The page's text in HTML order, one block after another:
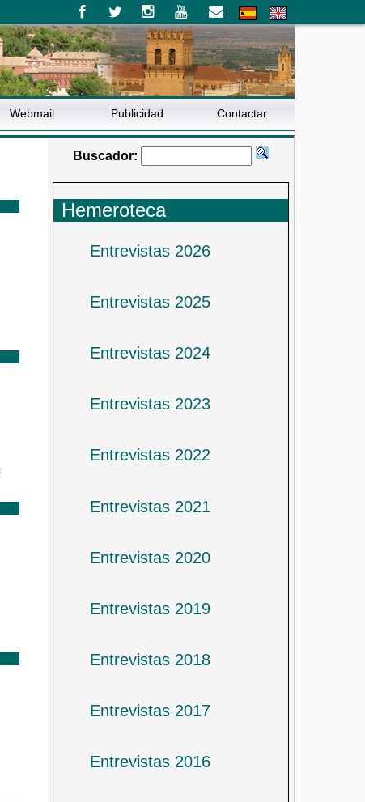
Webmail Publicidad Contactar
Buscador:
Hemeroteca
Entrevistas 2026
Entrevistas 2025
Entrevistas 2024
Entrevistas 2023
Entrevistas 2022
Entrevistas 2021
Entrevistas 2020
Entrevistas 2019
Entrevistas 2018
Entrevistas 2017
Entrevistas 2016